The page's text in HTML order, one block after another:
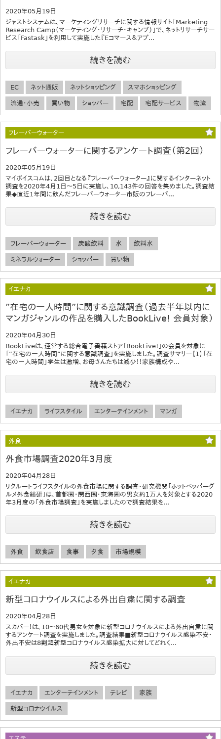
2020年05月19日
ジャストシステムは、マーケティングリサーチに関する情報サイト「Marketing
Research Camp（マーケティング・リサーチ・キャンプ）」で、ネットリサーチサー
ビス「Fastask」を利用して実施した『Eコマース＆アプ...
続きを読む
EC ネット通販 ネットショッピング スマホショッピング
流通・小売 買い物 ショッパー 宅配 宅配サービス 物流
フレーバーウォーター
フレーバーウォーターに関するアンケート調査（第2回）
2020年05月19日
マイボイスコムは、2回目となる『フレーバーウォーター』に関するインターネット
調査を2020年4月1日～5日に実施し、10,143件の回答を集めました。調査結
果◆直近1年間に飲んだフレーバーウォーター市販のフレーバ...
続きを読む
フレーバーウォーター 炭酸飲料 水 飲料水
ミネラルウォーター ショッパー 買い物
イエナカ
”在宅の一人時間”に関する意識調査（過去半年以内に
マンガジャンルの作品を購入したBookLive! 会員対象）
2020年04月30日
BookLiveは、運営する総合電子書籍ストア「BookLive!」の会員を対象に
「”在宅の一人時間”に関する意識調査」を実施しました。調査サマリー【1】「在
宅の一人時間」学生は激増、お母さんたちは減少！！家族構成や...
続きを読む
イエナカ ライフスタイル エンターテインメント マンガ
外食
外食市場調査2020年3月度
2020年04月28日
リクルートライフスタイルの外食市場に関する調査・研究機関「ホットペッパーグ
ルメ外食総研」は、首都圏・関西圏・東海圏の男女約1万人を対象とする2020
年3月度の「外食市場調査」を実施しましたので調査結果を...
続きを読む
外食 飲食店 食事 夕食 市場規模
イエナカ
新型コロナウイルスによる外出自粛に関する調査
2020年04月28日
スカパー！は、10～60代男女を対象に新型コロナウイルスによる外出自粛に関
するアンケート調査を実施しました。調査結果■新型コロナウイルス感染不安・
外出不安は8割超新型コロナウイルス感染拡大に対してどれく...
続きを読む
イエナカ エンターテインメント テレビ 家族
新型コロナウイルス